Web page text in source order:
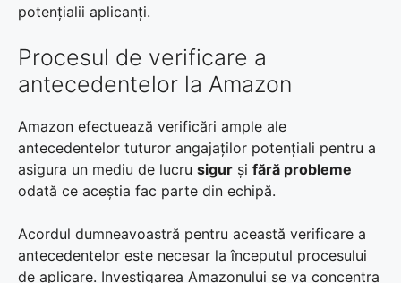
potențialii aplicanți.
Procesul de verificare a
antecedentelor la Amazon
Amazon efectuează verificări ample ale
antecedentelor tuturor angajaților potențiali pentru a
asigura un mediu de lucru sigur și fără probleme
odată ce aceștia fac parte din echipă.
Acordul dumneavoastră pentru această verificare a
antecedentelor este necesar la începutul procesului
de aplicare. Investigarea Amazonului se va concentra